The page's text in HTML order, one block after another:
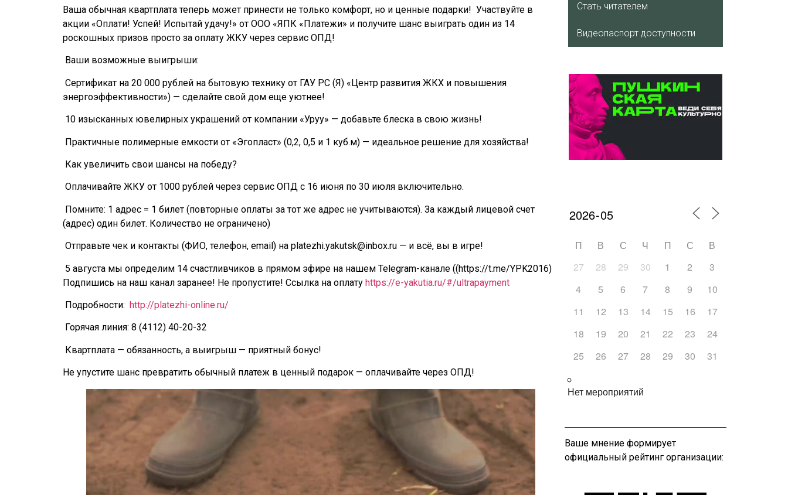
Ваша обычная квартплата теперь может принести не только комфорт, но и ценные подарки! Участвуйте в
акции «Оплати! Успей! Испытай удачу!» от ООО «ЯПК «Платежи» и получите шанс выиграть один из 14
роскошных призов просто за оплату ЖКУ через сервис ОПД!
Ваши возможные выигрыши:
Сертификат на 20 000 рублей на бытовую технику от ГАУ РС (Я) «Центр развития ЖКХ и повышения
энергоэффективности») — сделайте свой дом еще уютнее!
10 изысканных ювелирных украшений от компании «Уруу» — добавьте блеска в свою жизнь!
Практичные полимерные емкости от «Эгопласт» (0,2, 0,5 и 1 куб.м) — идеальное решение для хозяйства!
Как увеличить свои шансы на победу?
Оплачивайте ЖКУ от 1000 рублей через сервис ОПД с 16 июня по 30 июля включительно.
Помните: 1 адрес = 1 билет (повторные оплаты за тот же адрес не учитываются). За каждый лицевой счет
(адрес) один билет. Количество не ограничено)
Отправьте чек и контакты (ФИО, телефон, email) на platezhi.yakutsk@inbox.ru — и всё, вы в игре!
5 августа мы определим 14 счастливчиков в прямом эфире на нашем Telegram-канале ((https://t.me/YPK2016)
Подпишись на наш канал заранее! Не пропустите! Ссылка на оплату https://e-yakutia.ru/#/ultrapayment
Подробности: http://platezhi-online.ru/
Горячая линия: 8 (4112) 40-20-32
Квартплата — обязанность, а выигрыш — приятный бонус!
Не упустите шанс превратить обычный платеж в ценный подарок — оплачивайте через ОПД!
Стать читателем
Видеопаспорт доступности
П В С Ч П С
В
27
28 29 30 1 2
3
4
5 6 7 8 9
10
11
12 13 14 15 16
17
18
19 20 21 22 23
24
25
26 27 28 29 30 31
Нет мероприятий
Ваше мнение формирует
официальный рейтинг организации: